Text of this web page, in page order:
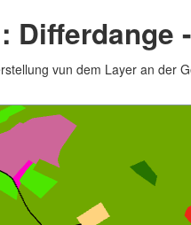
Differdange
vun dem Layer an der